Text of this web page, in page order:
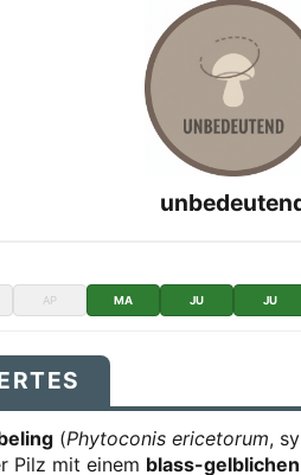
AP MA JU JU
(Phytoconis ericetorum,
Pilz mit einem blass-